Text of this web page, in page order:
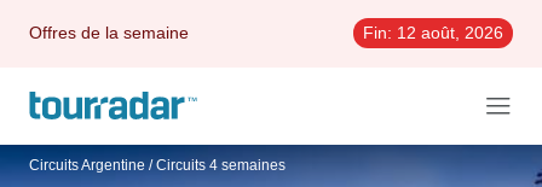
Offres de la semaine Fin: 12 août, 2026
Circuits Argentine / Circuits 4 semaines